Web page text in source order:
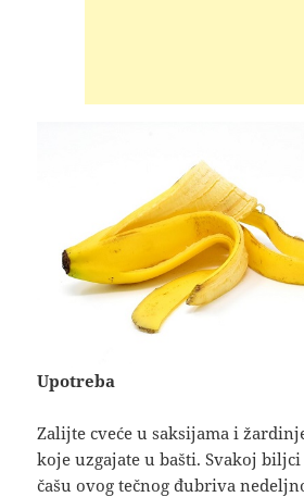
Upotreba
Zalijte cveće u saksijama i
koje uzgajate u bašti. Svakoj
čašu ovog tečnog đubriva